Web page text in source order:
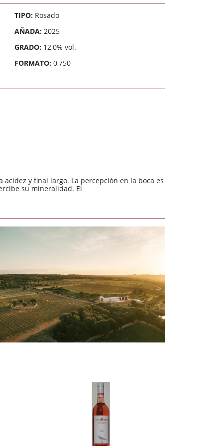
TIPO:Rosado
AÑADA:2025
GRADO:12,0% vol.
FORMATO:0,750
y final largo. La percepción en la boca es
su mineralidad. El